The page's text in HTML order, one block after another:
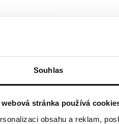
Souhlas
webová stránka používá
obsahu a reklam,
OLEJE?
koncentrované
jsou esenciální oleje
biologické a